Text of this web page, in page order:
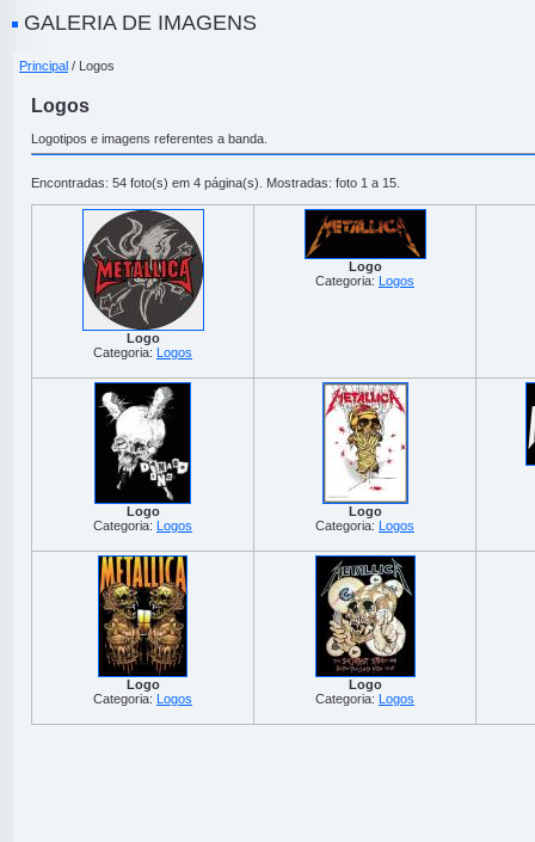
GALERIA DE IMAGENS
Principal / Logos
Logos
Logotipos e imagens referentes a banda.
Encontradas: 54 foto(s) em 4 página(s). Mostradas: foto 1 a 15.
Logo
Categoria: Logos
Logo
Categoria: Logos
Logo
Categoria: Logos
Logo
Categoria: Logos
Logo
Categoria: Logos
Logo
Categoria: Logos